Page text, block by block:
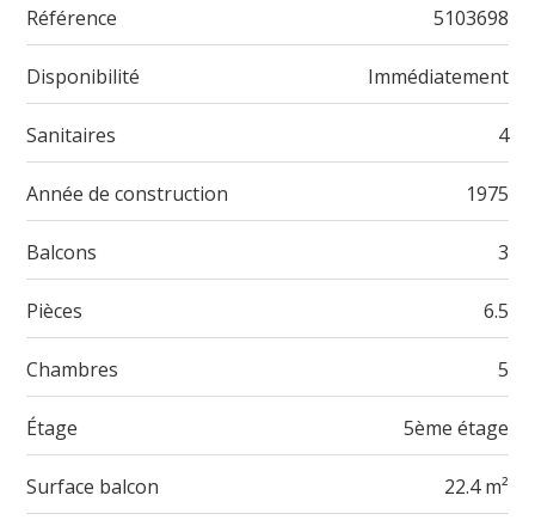
Référence 5103698
Disponibilité Immédiatement
Sanitaires 4
Année de construction 1975
Balcons 3
Pièces 6.5
Chambres 5
Étage 5ème étage
Surface balcon 22.4 m²